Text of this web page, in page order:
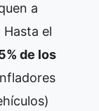
a
el
de los